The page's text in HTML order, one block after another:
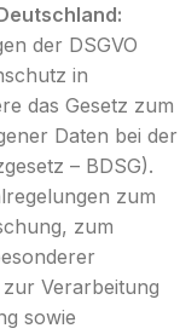
der DSGVO
in
das Gesetz zum
Daten bei der
– BDSG).
zum
zum
Verarbeitung
sowie